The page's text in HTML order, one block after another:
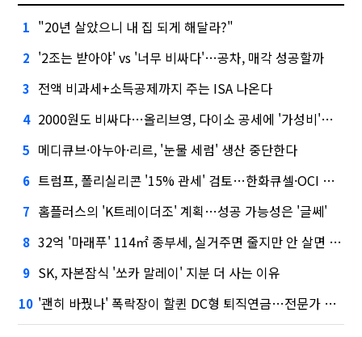
1 "20년 살았으니 내 집 되게 해달라?"
2 '2조는 받아야' vs '너무 비싸다'…공차, 매각 성공할까
3 전액 비과세+소득공제까지 주는 ISA 나온다
4 2000원도 비싸다…올리브영, 다이소 공세에 '가성비'로 맞불
5 메디큐브·아누아·리르, '눈물 세럼' 생산 중단한다
6 트럼프, 폴리실리콘 '15% 관세' 검토…한화큐셀·OCI 영향은?
7 홈플러스의 'K트레이더조' 계획…성공 가능성은 '글쎄'
8 32억 '마래푸' 114㎡ 종부세, 실거주면 줄지만 안 살면 2.5배
9 SK, 자본잠식 '쏘카 말레이' 지분 더 사는 이유
10 '괜히 바꿨나' 폭락장이 할퀸 DC형 퇴직연금…전문가 조언은